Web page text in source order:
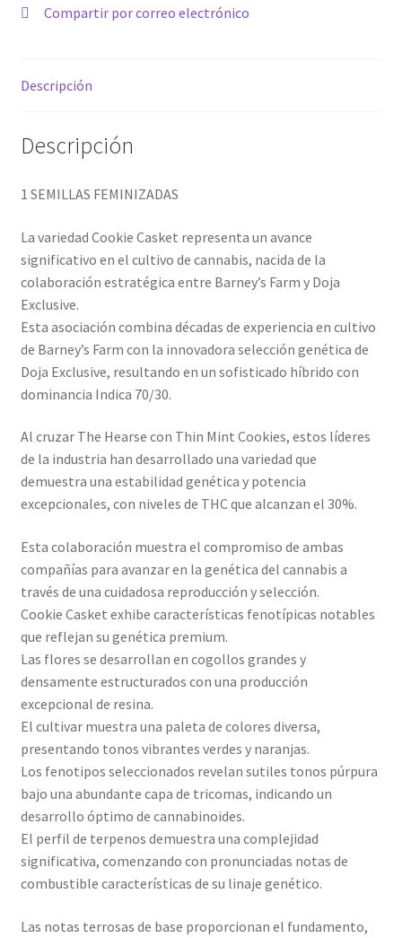
Compartir por correo electrónico
Descripción
Descripción
1 SEMILLAS FEMINIZADAS
La variedad Cookie Casket representa un avance
significativo en el cultivo de cannabis, nacida de la
colaboración estratégica entre Barney’s Farm y Doja
Exclusive.
Esta asociación combina décadas de experiencia en cultivo
de Barney’s Farm con la innovadora selección genética de
Doja Exclusive, resultando en un sofisticado híbrido con
dominancia Indica 70/30.
Al cruzar The Hearse con Thin Mint Cookies, estos líderes
de la industria han desarrollado una variedad que
demuestra una estabilidad genética y potencia
excepcionales, con niveles de THC que alcanzan el 30%.
Esta colaboración muestra el compromiso de ambas
compañías para avanzar en la genética del cannabis a
través de una cuidadosa reproducción y selección.
Cookie Casket exhibe características fenotípicas notables
que reflejan su genética premium.
Las flores se desarrollan en cogollos grandes y
densamente estructurados con una producción
excepcional de resina.
El cultivar muestra una paleta de colores diversa,
presentando tonos vibrantes verdes y naranjas.
Los fenotipos seleccionados revelan sutiles tonos púrpura
bajo una abundante capa de tricomas, indicando un
desarrollo óptimo de cannabinoides.
El perfil de terpenos demuestra una complejidad
significativa, comenzando con pronunciadas notas de
combustible características de su linaje genético.
Las notas terrosas de base proporcionan el fundamento,